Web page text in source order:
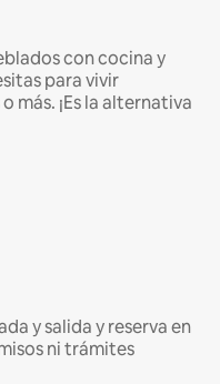
con cocina y
para vivir
más. ¡Es la alternativa
y salida y reserva en
ni trámites